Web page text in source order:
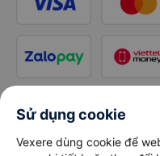
Sử dụng cookie
Vexere dùng cookie để